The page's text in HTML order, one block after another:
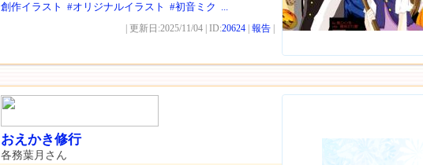
創作イラスト #オリジナルイラスト #初音ミク ...
| 更新日:2025/11/04 | ID:20624 報告
おえかき修行
各務葉月さん